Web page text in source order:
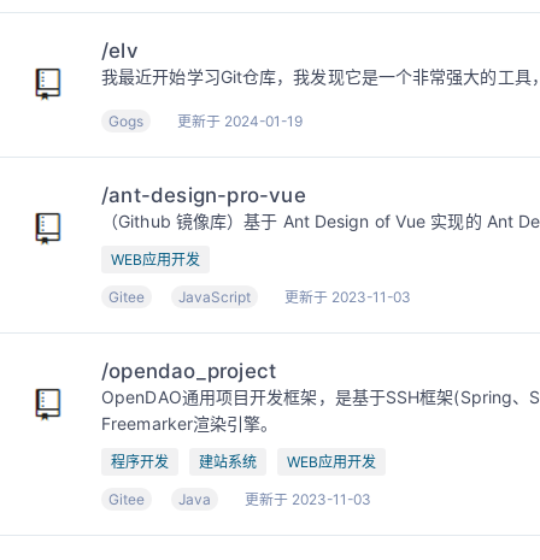
/elv
我最近开始学习Git仓库，我发现它是一个非常强大的工
Gogs 更新于 2024-01-19
/ant-design-pro-vue
（Github 镜像库）基于 Ant Design of Vue 实现的 Ant
WEB应用开发
Gitee JavaScript 更新于 2023-11-03
/opendao_project
OpenDAO通用项目开发框架，是基于SSH框架(Spring
Freemarker渲染引擎。
程序开发 建站系统 WEB应用开发
Gitee Java 更新于 2023-11-03